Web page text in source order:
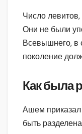
Число левитов,
Они не были
Всевышнего, в
поколение
Как была
Ашем
быть